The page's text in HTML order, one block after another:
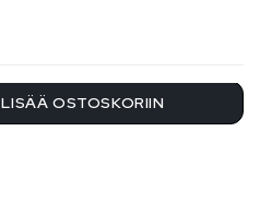
LISÄÄ OSTOSKORIIN